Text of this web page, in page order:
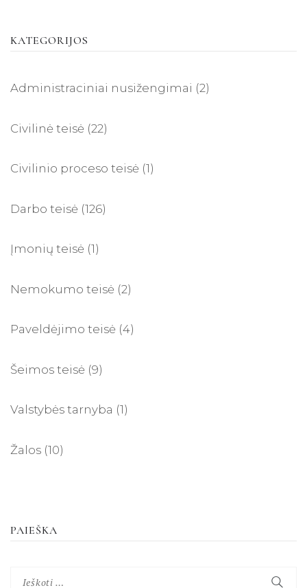
KATEGORIJOS
Administraciniai nusižengimai (2)
Civilinė teisė (22)
Civilinio proceso teisė (1)
Darbo teisė (126)
Įmonių teisė (1)
Nemokumo teisė (2)
Paveldėjimo teisė (4)
Šeimos teisė (9)
Valstybės tarnyba (1)
Žalos (10)
PAIEŠKA
Ieškoti: